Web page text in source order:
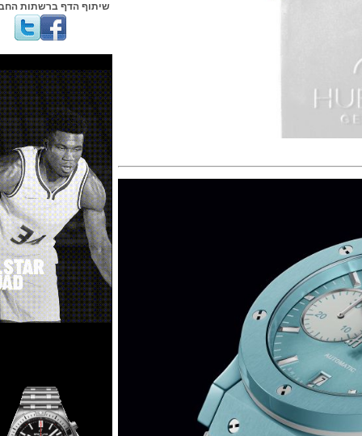
שיתוף הדף ברשתות החברתיות